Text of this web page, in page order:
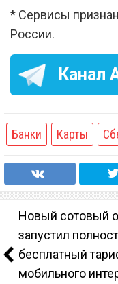
* Сервисы
России.
Канал
Банки Карты
Новый сотовый
запустил
бесплатный
мобильного